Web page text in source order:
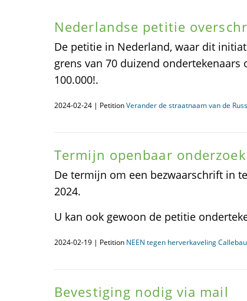
Nederlandse petitie
De petitie in Nederland, waar dit
grens van 70 duizend ondertekenaars
100.000!.
2024-02-24 | PetitionVerander de straatnaam van de
Termijn openbaar onderzoek
De termijn om een bezwaarschrift in
2024.
U kan ook gewoon de petitie
2024-02-19 | Petition NEEN tegen herverkaveling
Bevestiging nodig via mail